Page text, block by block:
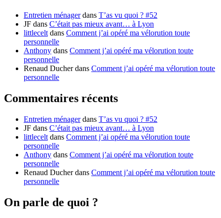
Entretien ménagerdans T’as vu quoi ? #52
JF dans C’était pas mieux avant… à Lyon
littlecelt dans Comment j’ai opéré ma vélorution toute
personnelle
Anthony dans Comment j’ai opéré ma vélorution toute
personnelle
Renaud Ducherdans Comment j’ai opéré ma vélorution toute
personnelle
Commentaires récents
Entretien ménagerdans T’as vu quoi ? #52
JF dans C’était pas mieux avant… à Lyon
littlecelt dans Comment j’ai opéré ma vélorution toute
personnelle
Anthony dans Comment j’ai opéré ma vélorution toute
personnelle
Renaud Ducherdans Comment j’ai opéré ma vélorution toute
personnelle
On parle de quoi ?